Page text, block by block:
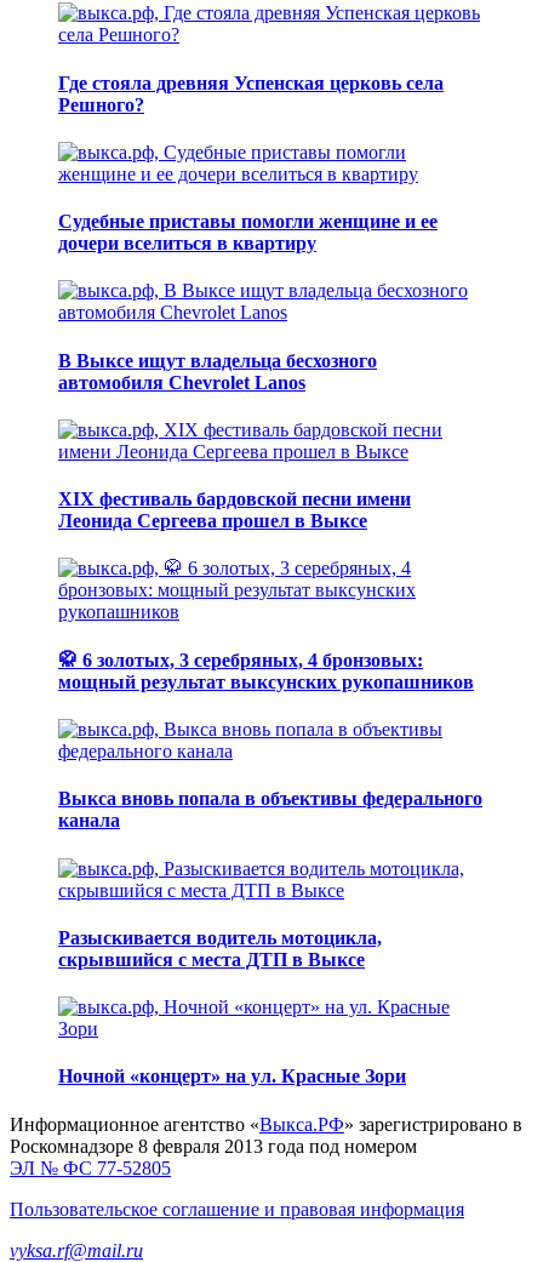
Где стояла древняя Успенская церковь села
Решного?
Судебные приставы помогли женщине и ее
дочери вселиться в квартиру
В Выксе ищут владельца бесхозного
автомобиля Chevrolet Lanos
XIX фестиваль бардовской песни имени
Леонида Сергеева прошел в Выксе
🥋 6 золотых, 3 серебряных, 4 бронзовых:
мощный результат выксунских рукопашников
Выкса вновь попала в объективы федерального
канала
Разыскивается водитель мотоцикла,
скрывшийся с места ДТП в Выксе
Ночной «концерт» на ул. Красные Зори
Информационное агентство «Выкса.РФ» зарегистрировано в
Роскомнадзоре 8 февраля 2013 года под номером
ЭЛ № ФС 77-52805
Пользовательское соглашение и правовая информация
vyksa.rf@mail.ru